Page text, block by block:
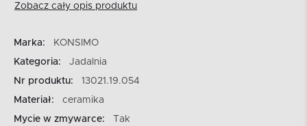
Zobacz cały opis produktu
Marka:
KONSIMO
Kategoria:
Jadalnia
Nr produktu:
13021.19.054
Materiał:
ceramika
Mycie w zmywarce:
Tak